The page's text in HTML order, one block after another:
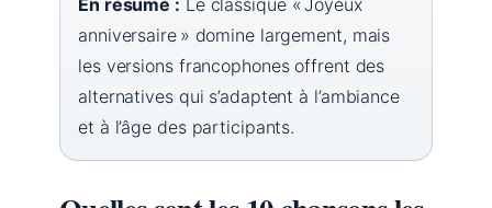
anniversaire » domine largement, mais
les versions francophones offrent des
alternatives qui s’adaptent à l’ambiance
et à l’âge des participants.